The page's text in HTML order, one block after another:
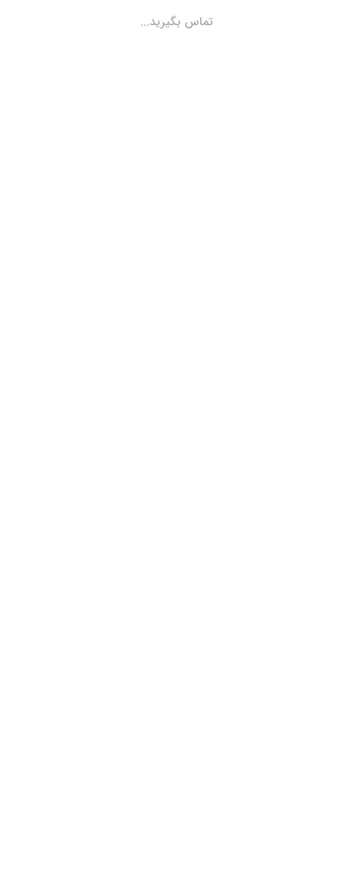
تماس بگیرید...